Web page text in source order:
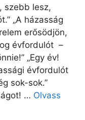
szebb lesz,
„A házasság
erősödjön,
évfordulót –
„Egy év!
évfordulót
sok-sok.”
… Olvass